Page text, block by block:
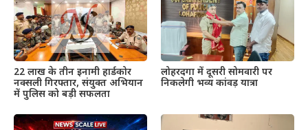
22 लाख के तीन इनामी हार्डकोर
नक्सली गिरफ्तार, संयुक्त अभियान
में पुलिस को बड़ी सफलता
लोहरदगा में दूसरी सोमवारी पर
निकलेगी भव्य कांवड़ यात्रा